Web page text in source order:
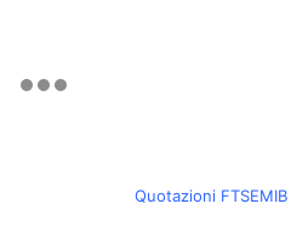
Quotazioni FTSEMIB